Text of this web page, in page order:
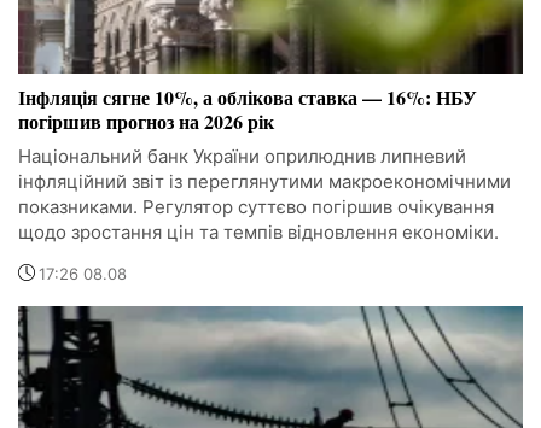
Інфляція сягне 10%, а облікова ставка — 16%: НБУ
погіршив прогноз на 2026 рік
Національний банк України оприлюднив липневий
інфляційний звіт із переглянутими макроекономічними
показниками. Регулятор суттєво погіршив очікування
щодо зростання цін та темпів відновлення економіки.
17:26 08.08